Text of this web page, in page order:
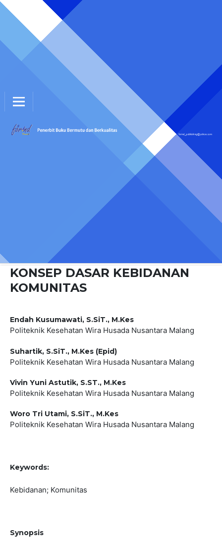
KONSEP DASAR KEBIDANAN
KOMUNITAS
Endah Kusumawati, S.SiT., M.Kes
Politeknik Kesehatan Wira Husada Nusantara Malang
Suhartik, S.SiT., M.Kes (Epid)
Politeknik Kesehatan Wira Husada Nusantara Malang
Vivin Yuni Astutik, S.ST., M.Kes
Politeknik Kesehatan Wira Husada Nusantara Malang
Woro Tri Utami, S.SiT., M.Kes
Politeknik Kesehatan Wira Husada Nusantara Malang
Keywords:
Kebidanan; Komunitas
Synopsis